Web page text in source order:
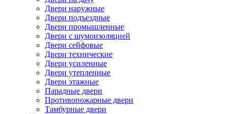
Двери наружные
Двери подъездные
Двери промышленные
Двери с шумоизоляцией
Двери сейфовые
Двери технические
Двери усиленные
Двери утепленные
Двери этажные
Парадные двери
Противопожарные двери
Тамбурные двери